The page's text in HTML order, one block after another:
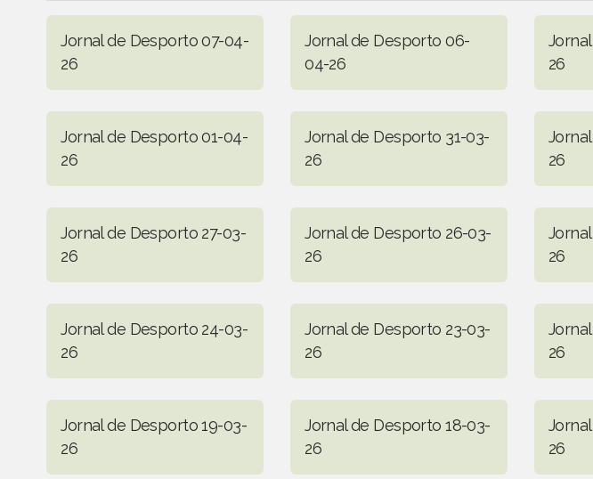
Jornal de Desporto 07-04-
26
Jornal de Desporto 06-
04-26
26
Jornal de Desporto 01-04-
26
Jornal de Desporto 31-03-
26
26
Jornal de Desporto 27-03-
26
Jornal de Desporto 26-03-
26
26
Jornal de Desporto 24-03-
26
Jornal de Desporto 23-03-
26
26
Jornal de Desporto 19-03-
26
Jornal de Desporto 18-03-
26
26